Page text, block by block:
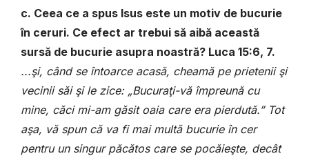
c. Ceea ce a spus Isus este un motiv de bucurie
în ceruri. Ce efect ar trebui să aibă această
sursă de bucurie asupra noastră? Luca 15:6, 7.
...şi, când se întoarce acasă, cheamă pe prietenii şi
vecinii săi şi le zice: „Bucuraţi-vă împreună cu
mine, căci mi-am găsit oaia care era pierdută.”Tot
aşa, vă spun că va fi mai multă bucurie în cer
pentru un singur păcătos care se pocăieşte, decât